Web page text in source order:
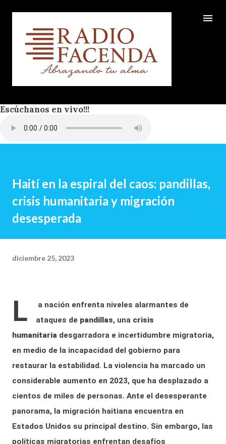
Ir al contenido principal
Escúchanos en vivo!!!
Haití en la espiral del caos: pandillas,
crisis humanitaria y migración
desesperada
diciembre 25, 2023
L
a nación enfrenta niveles alarmantes de
ataques de pandillas, una crisis
humanitaria desgarradora e incertidumbre migratoria,
en medio de la incapacidad del gobierno para
restaurar la estabilidad. La violencia ha marcado un
considerable aumento en 2023, que ha desplazado a
cientos de miles de personas. Ante el desesperante
panorama, la migración haitiana encuentra en
Estados Unidos su principal destino. Sin embargo, las
políticas migratorias enfrentan desafíos